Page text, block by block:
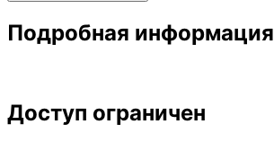
Подробная информация
Доступ ограничен